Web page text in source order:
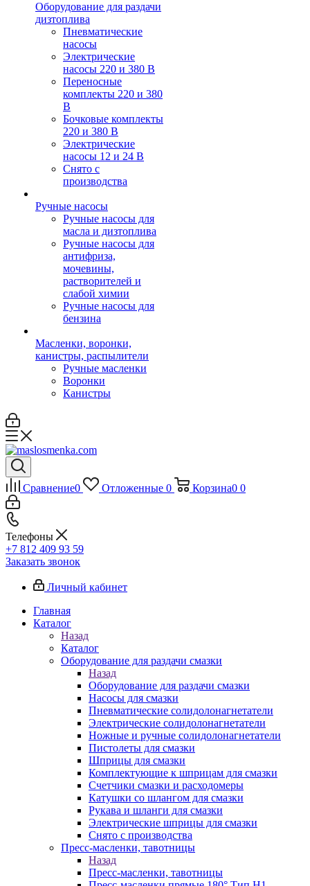
Оборудование для раздачи
дизтоплива
Пневматические
насосы
Электрические
насосы 220 и 380 В
Переносные
комплекты 220 и 380
В
Бочковые комплекты
220 и 380 В
Электрические
насосы 12 и 24 В
Снято с
производства
Ручные насосы
Ручные насосы для
масла и дизтоплива
Ручные насосы для
антифриза,
мочевины,
растворителей и
слабой химии
Ручные насосы для
бензина
Масленки, воронки,
канистры, распылители
Ручные масленки
Воронки
Канистры
Сравнение0 Отложенные 0 Корзина0 0
Телефоны
+7 812 409 93 59
Заказать звонок
Личный кабинет
Главная
Каталог
Назад
Каталог
Оборудование для раздачи смазки
Назад
Оборудование для раздачи смазки
Насосы для смазки
Пневматические солидолонагнетатели
Электрические солидолонагнетатели
Ножные и ручные солидолонагнетатели
Пистолеты для смазки
Шприцы для смазки
Комплектующие к шприцам для смазки
Счетчики смазки и расходомеры
Катушки со шлангом для смазки
Рукава и шланги для смазки
Электрические шприцы для смазки
Снято с производства
Пресс-масленки, тавотницы
Назад
Пресс-масленки, тавотницы